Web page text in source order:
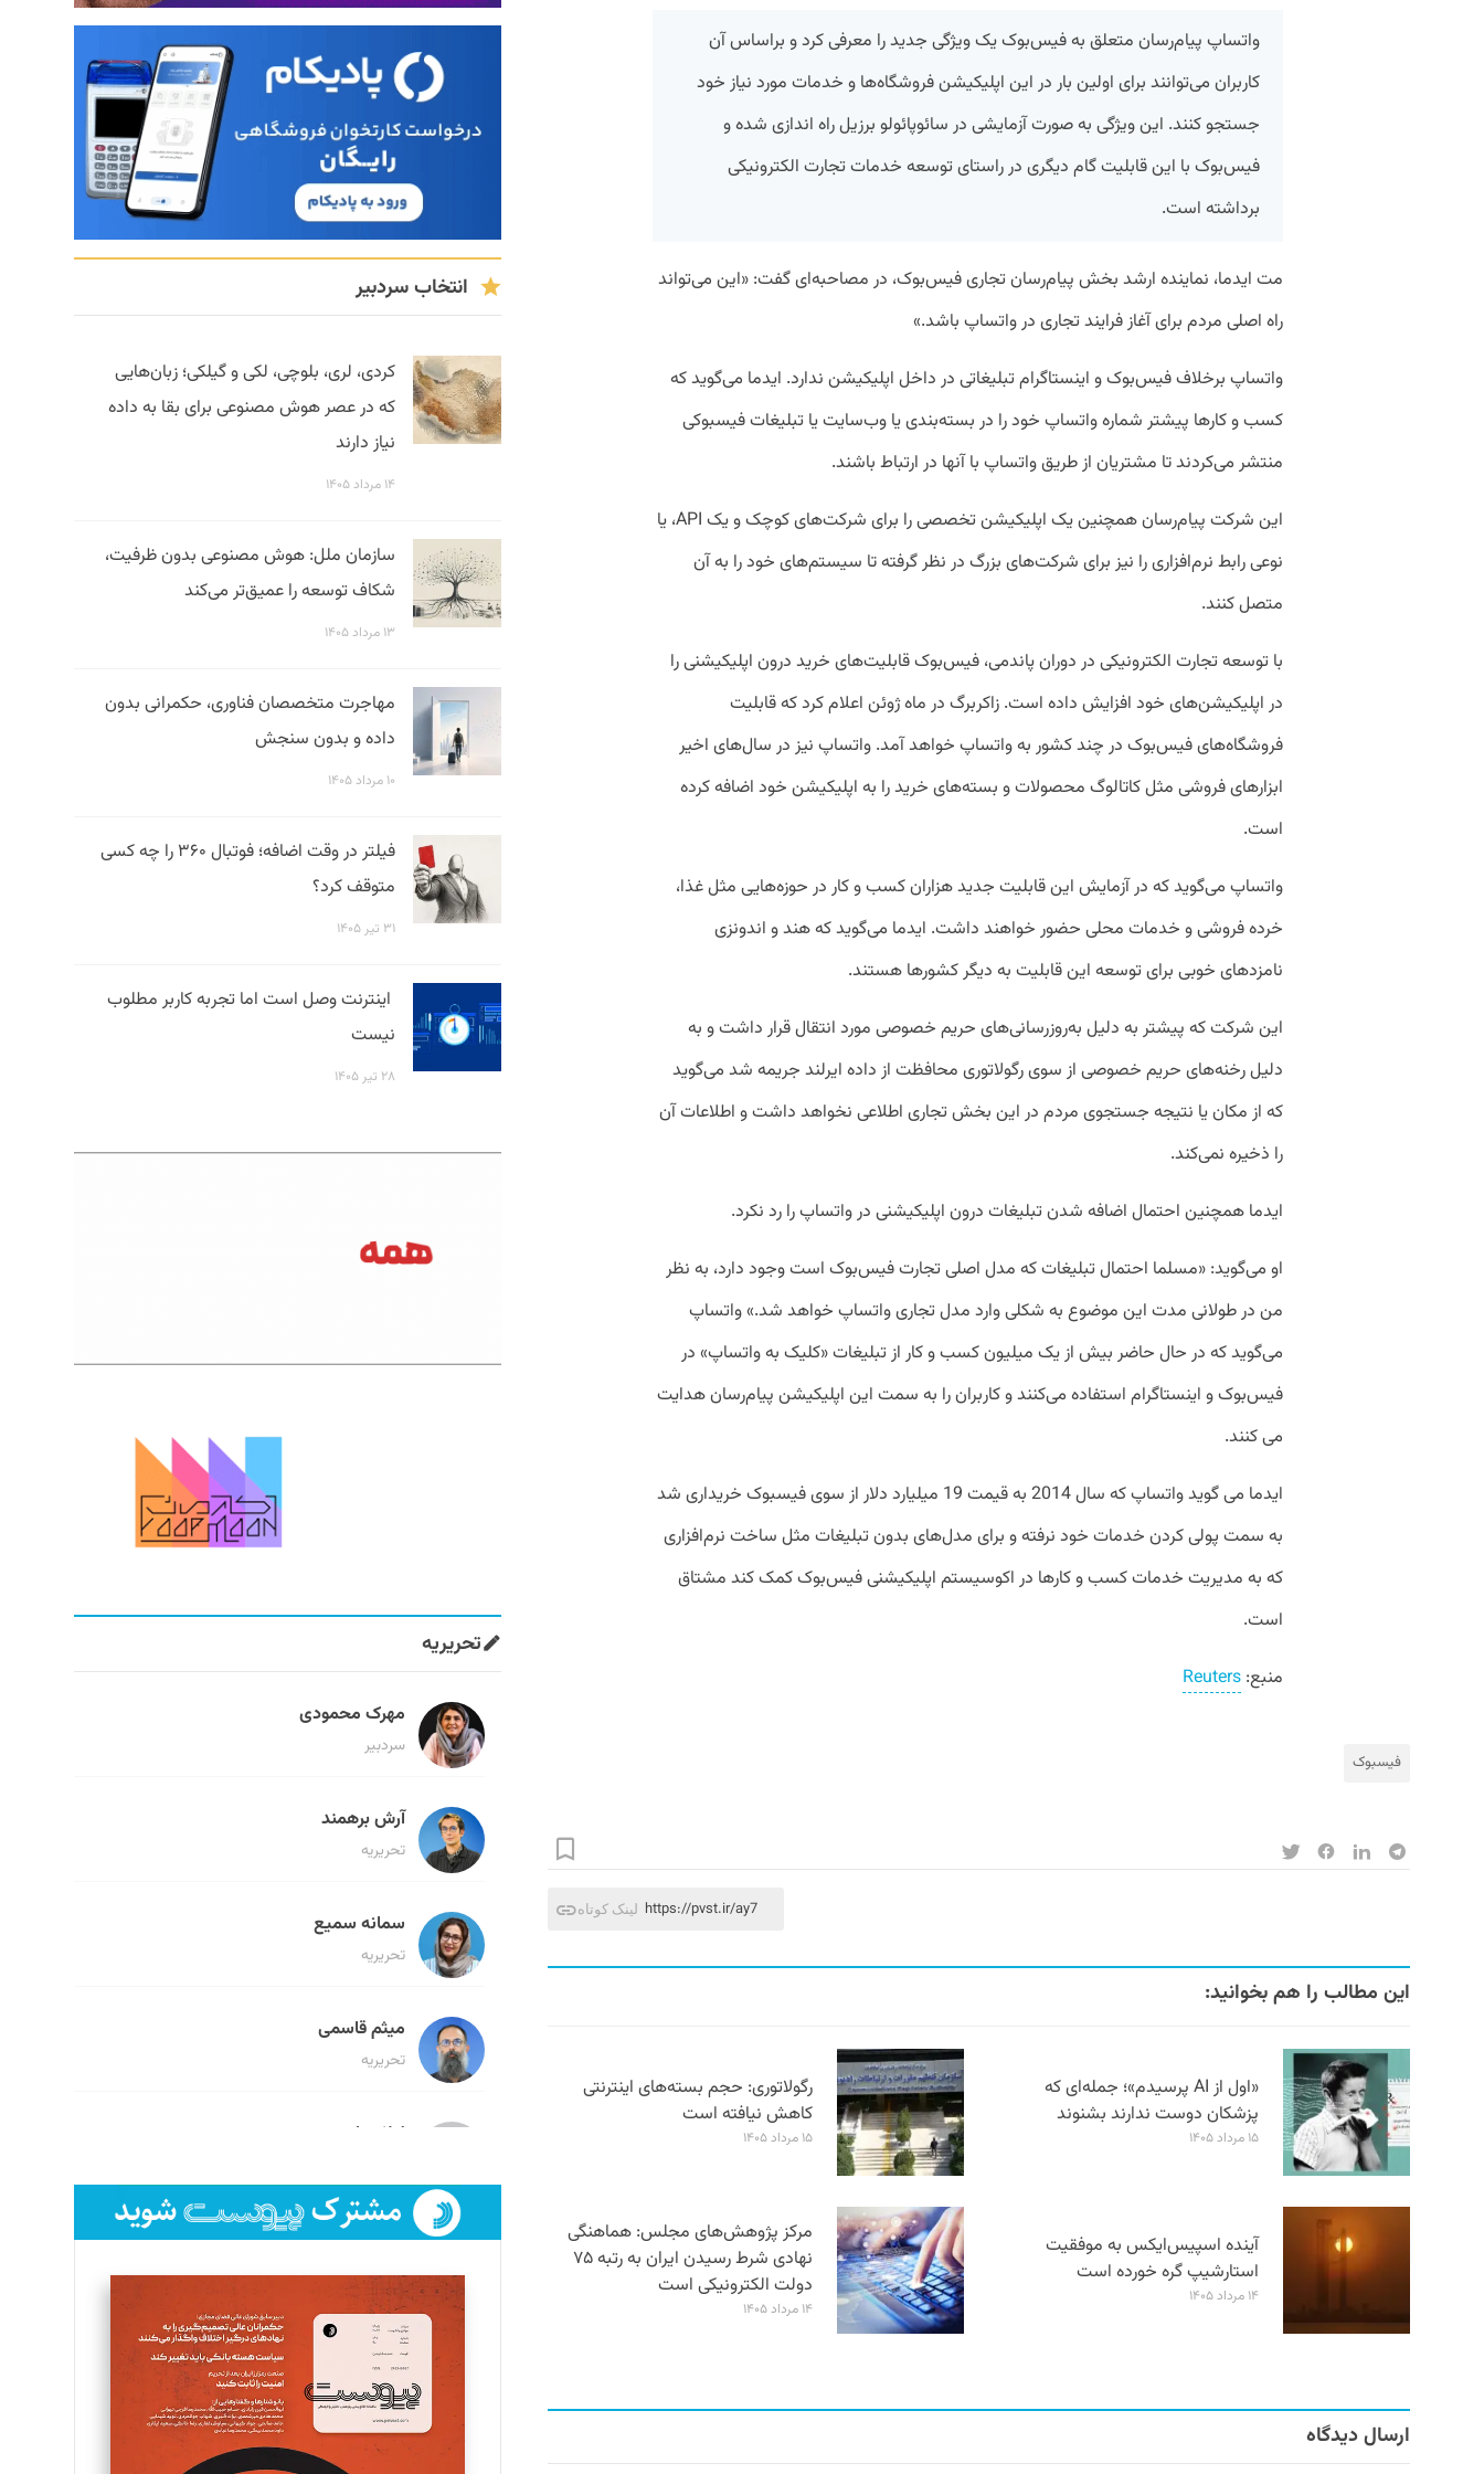
واتساپ پیام‌رسان متعلق به فیس‌بوک یک ویژگی جدید را معرفی کرد و براساس آن
کاربران می‌توانند برای اولین بار در این اپلیکیشن فروشگاه‌ها و خدمات مورد نیاز خود
جستجو کنند. این ویژگی به صورت آزمایشی در سائوپائولو برزیل راه اندازی شده و
فیس‌بوک با این قابلیت گام دیگری در راستای توسعه خدمات تجارت الکترونیکی
برداشته است.
مت ایدما، نماینده ارشد بخش پیام‌رسان تجاری فیس‌بوک، در مصاحبه‌ای گفت: «این می‌تواند
راه اصلی مردم برای آغاز فرایند تجاری در واتساپ باشد.»
واتساپ برخلاف فیس‌بوک و اینستاگرام تبلیغاتی در داخل اپلیکیشن ندارد. ایدما می‌گوید که
کسب و کار‌ها پیشتر شماره واتساپ خود را در بسته‌بندی یا وب‌سایت یا تبلیغات فیسبوکی
منتشر می‌کردند تا مشتریان از طریق واتساپ با آنها در ارتباط باشند.
این شرکت پیام‌رسان همچنین یک اپلیکیشن تخصصی را برای شرکت‌های کوچک و یک API، یا
نوعی رابط نرم‌افزاری را نیز برای شرکت‌های بزرگ در نظر گرفته تا سیستم‌های خود را به آن
متصل کنند.
با توسعه تجارت الکترونیکی در دوران پاندمی، فیس‌بوک قابلیت‌های خرید درون اپلیکیشنی را
در اپلیکیشن‌های خود افزایش داده است. زاکربرگ در ماه ژوئن اعلام کرد که قابلیت
فروشگاه‌های فیس‌بوک در چند کشور به واتساپ خواهد آمد. واتساپ نیز در سال‌های اخیر
ابزارهای فروشی مثل کاتالوگ محصولات و بسته‌های خرید را به اپلیکیشن خود اضافه کرده
است.
واتساپ می‌گوید که در آزمایش این قابلیت جدید هزاران کسب و کار در حوزه‌‌هایی مثل غذا،
خرده فروشی و خدمات محلی حضور خواهند داشت. ایدما می‌گوید که هند و اندونزی
نامزد‌های خوبی برای توسعه این قابلیت به دیگر کشورها هستند.
این شرکت که پیشتر به دلیل به‌روزرسانی‌های حریم خصوصی مورد انتقال قرار داشت و به
دلیل رخنه‌های حریم خصوصی از سوی رگولاتوری محافظت از داده ایرلند جریمه شد می‌گوید
که از مکان یا نتیجه جستجوی مردم در این بخش تجاری اطلاعی نخواهد داشت و اطلاعات آن
را ذخیره نمی‌کند.
ایدما همچنین احتمال اضافه شدن تبلیغات درون اپلیکیشنی در واتساپ را رد نکرد.
او می‌گوید: «مسلما احتمال تبلیغات که مدل اصلی تجارت فیس‌بوک است وجود دارد، به نظر
من در طولانی مدت این موضوع به شکلی وارد مدل تجاری واتساپ خواهد شد.» واتساپ
می‌گوید که در حال حاضر بیش از یک میلیون کسب و کار از تبلیغات «کلیک به واتساپ» در
فیس‌بوک و اینستاگرام استفاده می‌کنند و کاربران را به سمت این اپلیکیشن پیام‌رسان هدایت
می کنند.
ایدما می گوید واتساپ که سال 2014 به قیمت 19 میلیارد دلار از سوی فیسبوک خریداری شد
به سمت پولی کردن خدمات خود نرفته و برای مدل‌های بدون تبلیغات مثل ساخت نرم‌افزاری
که به مدیریت خدمات کسب و کار‌ها در اکوسیستم اپلیکیشنی فیس‌بوک کمک کند مشتاق
است.
منبع:Reuters
فیسبوک
لینک کوتاه https://pvst.ir/ay7
این مطالب را هم بخوانید:
«اول از AI پرسیدم»؛ جمله‌ای که
پزشکان دوست ندارند بشنوند
۱۵ مرداد ۱۴۰۵
رگولاتوری: حجم بسته‌های اینترنتی
کاهش نیافته است
۱۵ مرداد ۱۴۰۵
آینده اسپیس‌ایکس به موفقیت
استارشیپ گره خورده است
۱۴ مرداد ۱۴۰۵
مرکز پژوهش‌های مجلس: هماهنگی
نهادی شرط رسیدن ایران به رتبه ۷۵
دولت الکترونیکی است
۱۴ مرداد ۱۴۰۵
ارسال دیدگاه
انتخاب سردبیر
کردی، لری، بلوچی، لکی و گیلکی؛ زبان‌هایی
که در عصر هوش مصنوعی برای بقا به داده
نیاز دارند
۱۴ مرداد ۱۴۰۵
سازمان ملل: هوش مصنوعی بدون ظرفیت،
شکاف توسعه را عمیق‌تر می‌کند
۱۳ مرداد ۱۴۰۵
مهاجرت متخصصان فناوری، حکمرانی بدون
داده و بدون سنجش
۱۰ مرداد ۱۴۰۵
فیلتر در وقت اضافه؛ فوتبال ۳۶۰ را چه کسی
متوقف کرد؟
۳۱ تیر ۱۴۰۵
اینترنت وصل است اما تجربه کاربر مطلوب
نیست
۲۸ تیر ۱۴۰۵
تحریریه
مهرک محمودی
سردبیر
آرش برهمند
تحریریه
سمانه سمیع
تحریریه
میثم قاسمی
تحریریه
لیلا حنارود
فائزه فتحی رستمی
تحریریه
سروش کرمیان
تحریریه
مینا پاکدل